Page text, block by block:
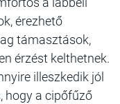
érezhető
támasztások,
érzést kelthetnek.
illeszkedik jól
hogy a cipőfűző